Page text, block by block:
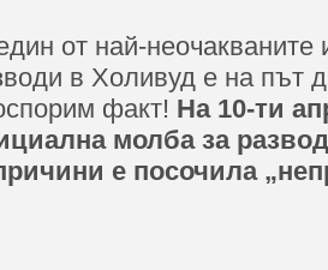
от най-неочакваните
в Холивуд е на път
факт! На 10-ти
молба за
е посочила